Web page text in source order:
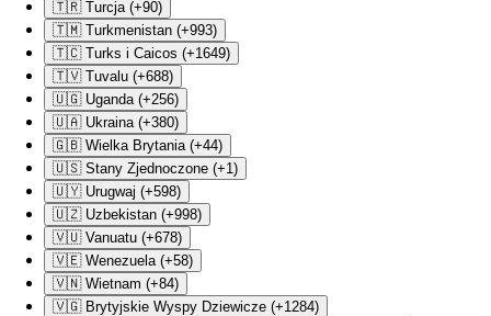
🇹🇷 Turcja (+90)
🇹🇲 Turkmenistan (+993)
🇹🇨 Turks i Caicos (+1649)
🇹🇻 Tuvalu (+688)
🇺🇬 Uganda (+256)
🇺🇦 Ukraina (+380)
🇬🇧 Wielka Brytania (+44)
🇺🇸 Stany Zjednoczone (+1)
🇺🇾 Urugwaj (+598)
🇺🇿 Uzbekistan (+998)
🇻🇺 Vanuatu (+678)
🇻🇪 Wenezuela (+58)
🇻🇳 Wietnam (+84)
🇻🇬 Brytyjskie Wyspy Dziewicze (+1284)